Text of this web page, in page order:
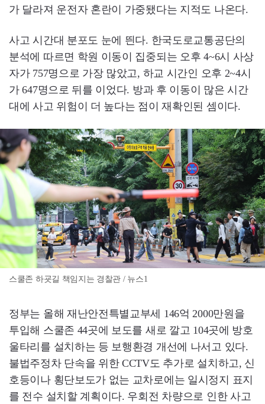
가 달라져 운전자 혼란이 가중됐다는 지적도 나온다.
사고 시간대 분포도 눈에 띈다. 한국도로교통공단의
분석에 따르면 학원 이동이 집중되는 오후 4~6시 사상
자가 757명으로 가장 많았고, 하교 시간인 오후 2~4시
가 647명으로 뒤를 이었다. 방과 후 이동이 많은 시간
대에 사고 위험이 더 높다는 점이 재확인된 셈이다.
스쿨존 하굣길 책임지는 경찰관 / 뉴스1
정부는 올해 재난안전특별교부세 146억 2000만원을
투입해 스쿨존 44곳에 보도를 새로 깔고 104곳에 방호
울타리를 설치하는 등 보행환경 개선에 나서고 있다.
불법주정차 단속을 위한 CCTV도 추가로 설치하고, 신
호등이나 횡단보도가 없는 교차로에는 일시정지 표지
를 전수 설치할 계획이다. 우회전 차량으로 인한 사고